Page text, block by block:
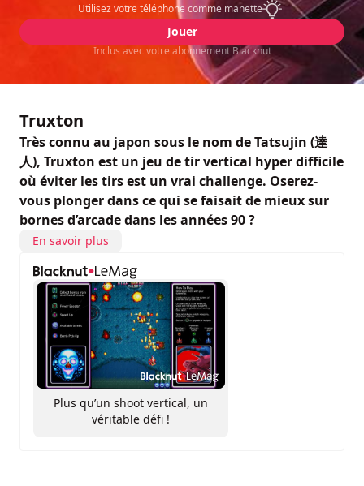
Utilisez votre téléphone comme manette
Jouer
Inclus avec votre abonnement Blacknut
Truxton
Très connu au japon sous le nom de Tatsujin (達
人), Truxton est un jeu de tir vertical hyper difficile
où éviter les tirs est un vrai challenge. Oserez-
vous plonger dans ce qui se faisait de mieux sur
bornes d’arcade dans les années 90 ?
En savoir plus
Plus qu’un shoot vertical, un
véritable défi !